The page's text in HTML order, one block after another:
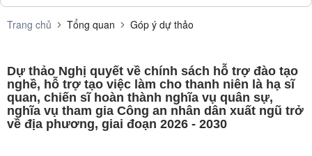
Trang chủ Tổng quan Góp ý dự thảo
Dự thảo Nghị quyết về chính sách hỗ trợ đào tạo
nghề, hỗ trợ tạo việc làm cho thanh niên là hạ sĩ
quan, chiến sĩ hoàn thành nghĩa vụ quân sự,
nghĩa vụ tham gia Công an nhân dân xuất ngũ trở
về địa phương, giai đoạn 2026 - 2030